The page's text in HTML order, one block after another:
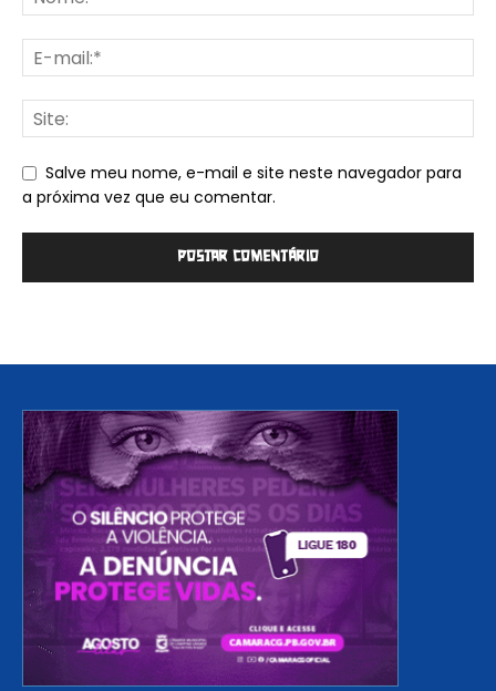
Salve meu nome, e-mail e site neste navegador para
a próxima vez que eu comentar.